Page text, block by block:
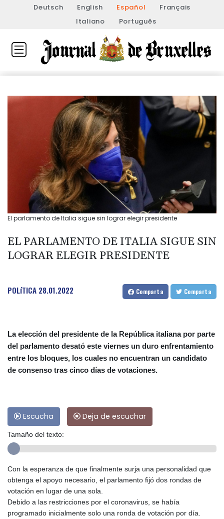
Deutsch English Español
Français
Italiano
Português
El parlamento de Italia sigue sin lograr elegir presidente
EL PARLAMENTO DE ITALIA SIGUE SIN
LOGRAR ELEGIR PRESIDENTE
POLíTICA 28.01.2022 Comparta Comparta
La elección del presidente de la República italiana por parte
del parlamento desató este viernes un duro enfrentamiento
entre los bloques, los cuales no encuentran un candidato
de consenso tras cinco días de votaciones.
Escucha Deja de escuchar
Tamaño del texto:
Con la esperanza de que finalmente surja una personalidad que
obtenga el apoyo necesario, el parlamento fijó dos rondas de
votación en lugar de una sola.
Debido a las restricciones por el coronavirus, se había
programado inicialmente solo una ronda de votación por día.